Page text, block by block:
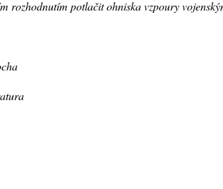
rozhodnutím potlačit ohniska vzpoury